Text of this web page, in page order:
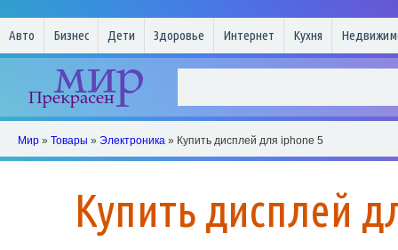
Авто Бизнес Дети Здоровье Интернет Кухня
Мир » Товары » Электроника » Купить дисплей для iphone 5
Купить дисплей